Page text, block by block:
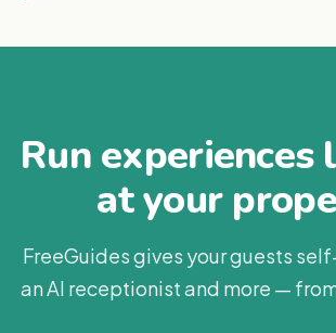
Run experiences
at your
FreeGuides gives your guests
an AI receptionist and more —